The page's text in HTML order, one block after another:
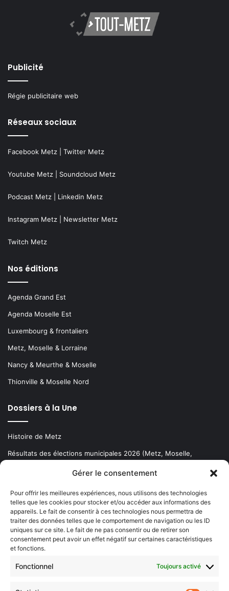
Gérer le consentement
Pour offrir les meilleures expériences, nous utilisons des technologies
telles que les cookies pour stocker et/ou accéder aux informations des
appareils. Le fait de consentir à ces technologies nous permettra de
traiter des données telles que le comportement de navigation ou les ID
uniques sur ce site. Le fait de ne pas consentir ou de retirer son
consentement peut avoir un effet négatif sur certaines caractéristiques
et fonctions.
Fonctionnel Toujours activé
Publicité
Régie publicitaire web
Réseaux sociaux
Facebook Metz Twitter Metz
Youtube Metz Soundcloud Metz
Podcast Metz Linkedin Metz
Instagram Metz Newsletter Metz
Twitch Metz
Nos éditions
Agenda Grand Est
Agenda Moselle Est
Luxembourg & frontaliers
Metz, Moselle & Lorraine
Nancy & Meurthe & Moselle
Thionville & Moselle Nord
Dossiers à la Une
Histoire de Metz
Résultats des élections municipales 2026 (Metz, Moselle,
Newsletter gratuite
Choisissez : matin, soir ou hebdo ?